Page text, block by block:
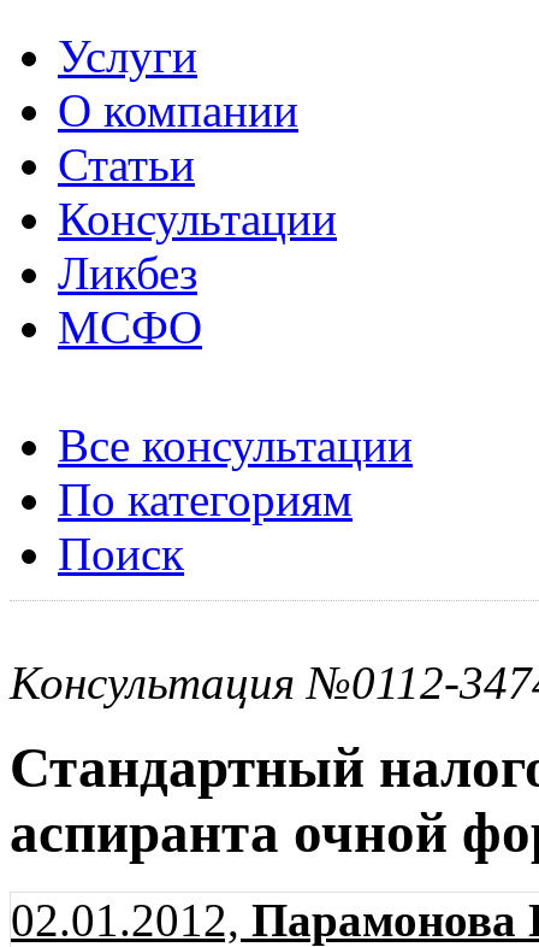
Услуги
О компании
Статьи
Консультации
Ликбез
МСФО
Все консультации
По категориям
Поиск
Консультация №0112-
Стандартный
аспиранта очной
02.01.2012, Парамонова